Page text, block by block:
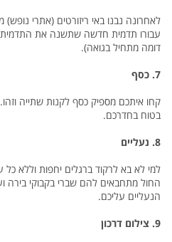
לאחרונה נבנו באי ריזורטים (אתרי
עבורו תדמית חדשה שתשנה את
דומה מתחיל בגואה).
7. כסף
קחו איתכם מספיק כסף לקנות שתייה
בטוח בחדרכם.
8. נעליים
למי לא בא לרקוד ברגלים יחפות וללא
החול מתחבאים להם שברי בקבוקי בירה
הנעליים עליכם.
9. צילום דרכון